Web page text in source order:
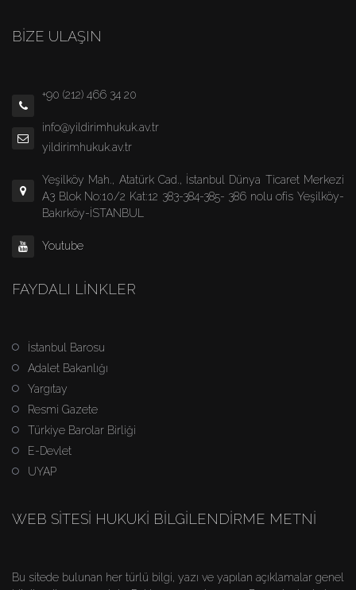
BİZE ULAŞIN
+90 (212) 466 34 20
info@yildirimhukuk.av.tr
yildirimhukuk.av.tr
Yeşilköy Mah., Atatürk Cad., İstanbul Dünya Ticaret Merkezi
A3 Blok No:10/2 Kat:12 383-384-385- 386 nolu ofis Yeşilköy-
Bakırköy-İSTANBUL
Youtube
FAYDALI LINKLER
İstanbul Barosu
Adalet Bakanlığı
Yargıtay
Resmi Gazete
Türkiye Barolar Birliği
E-Devlet
UYAP
WEB SITESI HUKUKI BILGILENDIRME METNI
Bu sitede bulunan her türlü bilgi, yazı ve yapılan açıklamalar genel